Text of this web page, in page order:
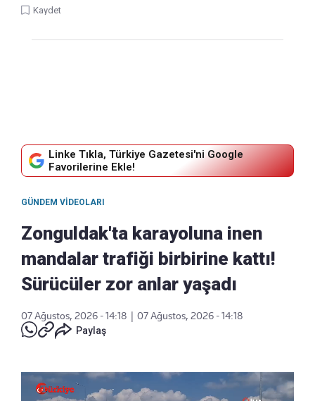
Kaydet
Linke Tıkla, Türkiye Gazetesi'ni Google
Favorilerine Ekle!
GÜNDEM VIDEOLARI
Zonguldak'ta karayoluna inen
mandalar trafiği birbirine kattı!
Sürücüler zor anlar yaşadı
07 Ağustos, 2026 - 14:18
07 Ağustos, 2026 - 14:18
Paylaş